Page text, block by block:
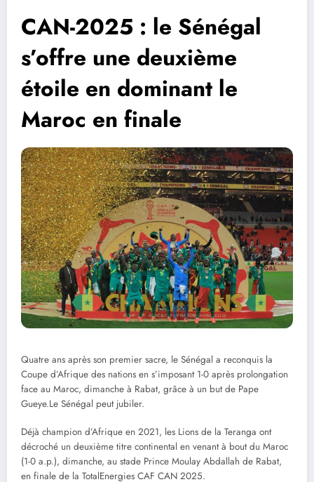
CAN-2025 : le Sénégal
s’offre une deuxième
étoile en dominant le
Maroc en finale
Quatre ans après son premier sacre, le Sénégal a reconquis la
Coupe d’Afrique des nations en s’imposant 1-0 après prolongation
face au Maroc, dimanche à Rabat, grâce à un but de Pape
Gueye.Le Sénégal peut jubiler.
Déjà champion d’Afrique en 2021, les Lions de la Teranga ont
décroché un deuxième titre continental en venant à bout du Maroc
(1-0 a.p.), dimanche, au stade Prince Moulay Abdallah de Rabat,
en finale de la TotalEnergies CAF CAN 2025.